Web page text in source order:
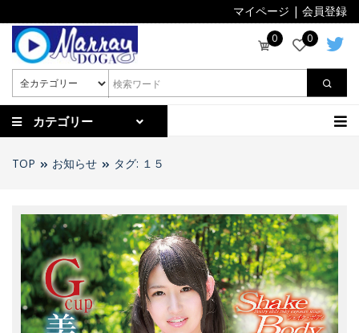
マイページ | 会員登録
0 0
カテゴリー
TOP お知らせ タグ: １５